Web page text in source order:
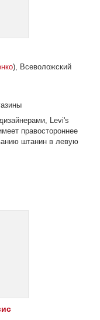
), Всеволожский
Levi's
правостороннее
штанин в левую